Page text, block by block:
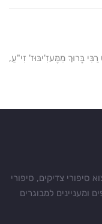
בָּרוּךְ מִמֶּעזִ'יבּוּז' זִי"עַ,
סיפורי צדיקים, סיפורי
ומעניינים למבוגרים